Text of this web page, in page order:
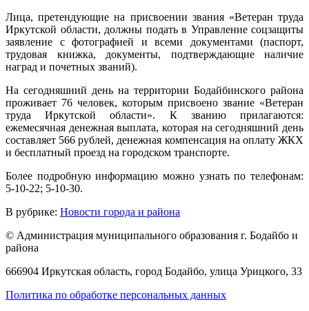
Лица, претендующие на присвоении звания «Ветеран труда
Иркутской области, должны подать в Управление соцзащиты
заявление с фотографией и всеми документами (паспорт,
трудовая книжка, документы, подтверждающие наличие
наград и почетных званий).
На сегодняшний день на территории Бодайбинского района
проживает 76 человек, которым присвоено звание «Ветеран
труда Иркутской области». К званию прилагаются:
ежемесячная денежная выплата, которая на сегодняшний день
составляет 566 рублей, денежная компенсация на оплату ЖКХ
и бесплатный проезд на городском транспорте.
Более подробную информацию можно узнать по телефонам:
5-10-22; 5-10-30.
В рубрике: Новости города и района
© Администрация муниципального образования г. Бодайбо и
района
666904 Иркутская область, город Бодайбо, улица Урицкого, 33
Политика по обработке персональных данных